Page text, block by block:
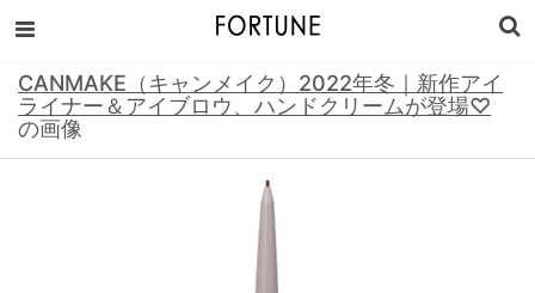
CANMAKE（キャンメイク）2022年冬｜新作アイ
ライナー＆アイブロウ、ハンドクリームが登場♡
の画像